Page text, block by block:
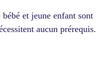
et jeune enfant sont
aucun prérequis.